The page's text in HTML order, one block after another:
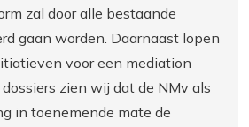
zal door alle bestaande
gaan worden. Daarnaast lopen
voor een mediation
zien wij dat de NMv als
in toenemende mate de